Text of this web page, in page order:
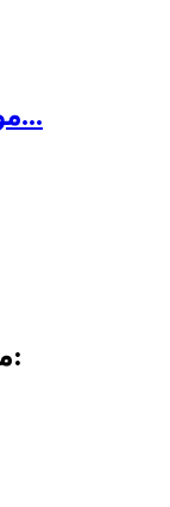
موديول حساس قياس حرارة غير...
16 منتجات أخرى في نفس الفئة: